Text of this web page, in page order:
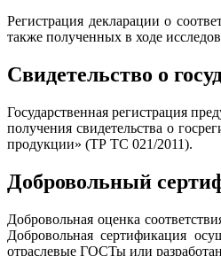
Регистрация декларации о
также полученных в ходе
Свидетельство о
Государственная регистрация
получения свидетельства о
продукции» (ТР ТС 021/2011).
Добровольный
Добровольная оценка
Добровольная сертификация
отраслевые ГОСТы или